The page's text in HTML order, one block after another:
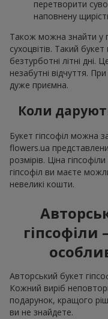
перетворити
наповнену
Також можна знайти у
сухоцвітів. Такий
безтурботні літні дні.
незабутні відчуття.
дуже приємна.
Коли
Букет гіпсофіл можна
flowers.ua
розмірів. Ціна
гіпсофіл ви маєте
невеликі кошти.
Авторський букет
Кожний виріб
подарунок, кращого
ви не знайдете.